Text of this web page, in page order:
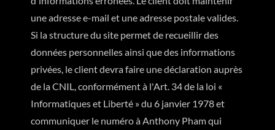
une adresse e-mail et une adresse postale valides.
Si la structure du site permet de recueillir des
données personnelles ainsi que des informations
privées, le client devra faire une déclaration auprès
de la CNIL, conformément à l'Art. 34 de la loi «
Informatiques et Liberté » du 6 janvier 1978 et
communiquer le numéro à Anthony Pham qui